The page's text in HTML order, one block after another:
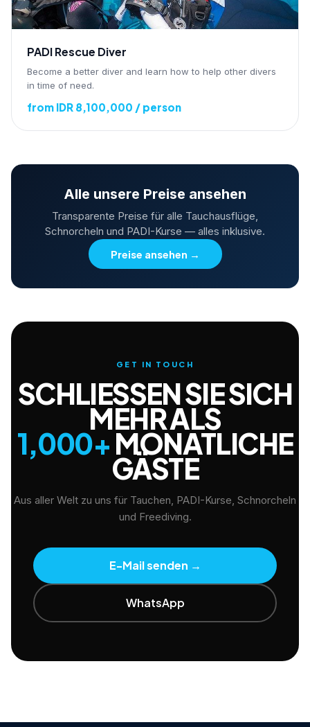
PADI Rescue Diver
Become a better diver and learn how to help other divers
in time of need.
from IDR 8,100,000 / person
Alle unsere Preise ansehen
Transparente Preise für alle Tauchausflüge,
Schnorcheln und PADI-Kurse — alles inklusive.
Preise ansehen →
GET IN TOUCH
SCHLIESSEN SIE SICH M
EHR ALS
1,000+MONATLICHE
GÄSTE
Aus aller Welt zu uns für Tauchen, PADI-Kurse, Schnorcheln
und Freediving.
E-Mail senden →
WhatsApp